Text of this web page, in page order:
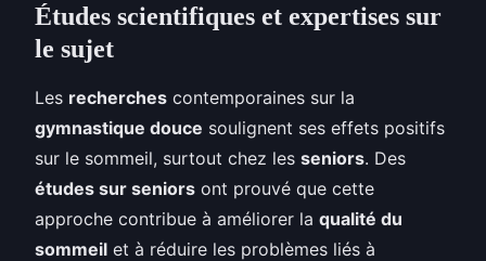
Études scientifiques et expertises sur
le sujet
Les recherches contemporaines sur la
gymnastique douce soulignent ses effets positifs
sur le sommeil, surtout chez les seniors. Des
études sur seniors ont prouvé que cette
approche contribue à améliorer la qualité du
sommeil et à réduire les problèmes liés à